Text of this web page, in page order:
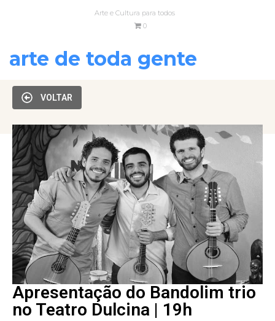
Arte e Cultura para todos
0
arte de toda gente
VOLTAR
Apresentação do Bandolim trio
no Teatro Dulcina | 19h